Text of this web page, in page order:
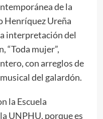
de la
Henríquez Ureña
interpretación del
“Toda mujer”,
con arreglos de
del galardón.
la Escuela
UNPHU, porque es